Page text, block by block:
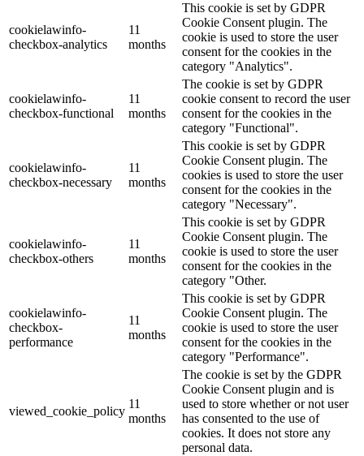
cookielawinfo-
checkbox-analytics
11
months
This cookie is set by GDPR
Cookie Consent plugin. The
cookie is used to store the user
consent for the cookies in the
category "Analytics".
cookielawinfo-
checkbox-functional
11
months
The cookie is set by GDPR
cookie consent to record the user
consent for the cookies in the
category "Functional".
cookielawinfo-
checkbox-necessary
11
months
This cookie is set by GDPR
Cookie Consent plugin. The
cookies is used to store the user
consent for the cookies in the
category "Necessary".
cookielawinfo-
checkbox-others
11
months
This cookie is set by GDPR
Cookie Consent plugin. The
cookie is used to store the user
consent for the cookies in the
category "Other.
cookielawinfo-
checkbox-
performance
11
months
This cookie is set by GDPR
Cookie Consent plugin. The
cookie is used to store the user
consent for the cookies in the
category "Performance".
viewed_cookie_policy
11
months
The cookie is set by the GDPR
Cookie Consent plugin and is
used to store whether or not user
has consented to the use of
cookies. It does not store any
personal data.